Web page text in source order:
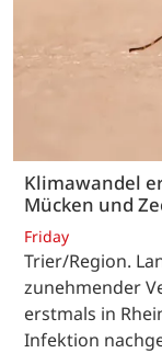
Klimawandel
Mücken und
Friday
Trier/Region.
zunehmender
erstmals in
Infektion